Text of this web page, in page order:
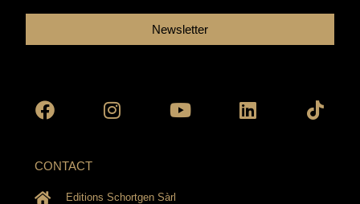
Newsletter
CONTACT
Editions Schortgen Sàrl